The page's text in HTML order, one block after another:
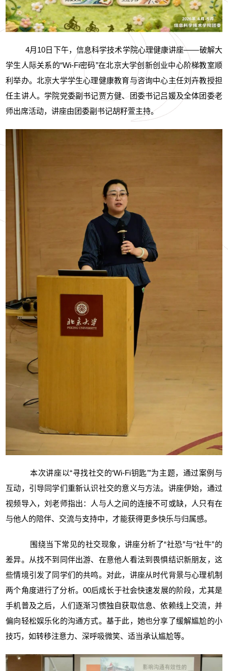
4月10日下午，信息科学技术学院心理健康讲座——破解大
学生人际关系的“Wi-Fi密码”在北京大学创新创业中心阶梯教室顺
利举办。北京大学学生心理健康教育与咨询中心主任刘卉教授担
任主讲人。学院党委副书记贾方健、团委书记吕媛及全体团委老
师出席活动，讲座由团委副书记胡籽萱主持。
本次讲座以“寻找社交的‘Wi-Fi钥匙’”为主题，通过案例与
互动，引导同学们重新认识社交的意义与方法。讲座伊始，通过
视频导入，刘老师指出：人与人之间的连接不可或缺，人只有在
与他人的陪伴、交流与支持中，才能获得更多快乐与归属感。
围绕当下常见的社交现象，讲座分析了“社恐”与“社牛”的
差异。从找不到同伴出游、在意他人看法到畏惧结识新朋友，这
些情境引发了同学们的共鸣。对此，讲座从时代背景与心理机制
两个角度进行了分析。00后成长于社会快速发展的阶段，尤其是
手机普及之后，人们逐渐习惯独自获取信息、依赖线上交流，并
偏向轻松娱乐化的沟通方式。基于此，她也分享了缓解尴尬的小
技巧，如转移注意力、深呼吸微笑、适当承认尴尬等。